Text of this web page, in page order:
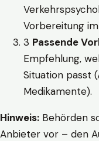
Vorbereitung
3 Passende
Empfehlung,
Situation passt
Medikamente).
Hinweis: Behörden
Anbieter vor – den